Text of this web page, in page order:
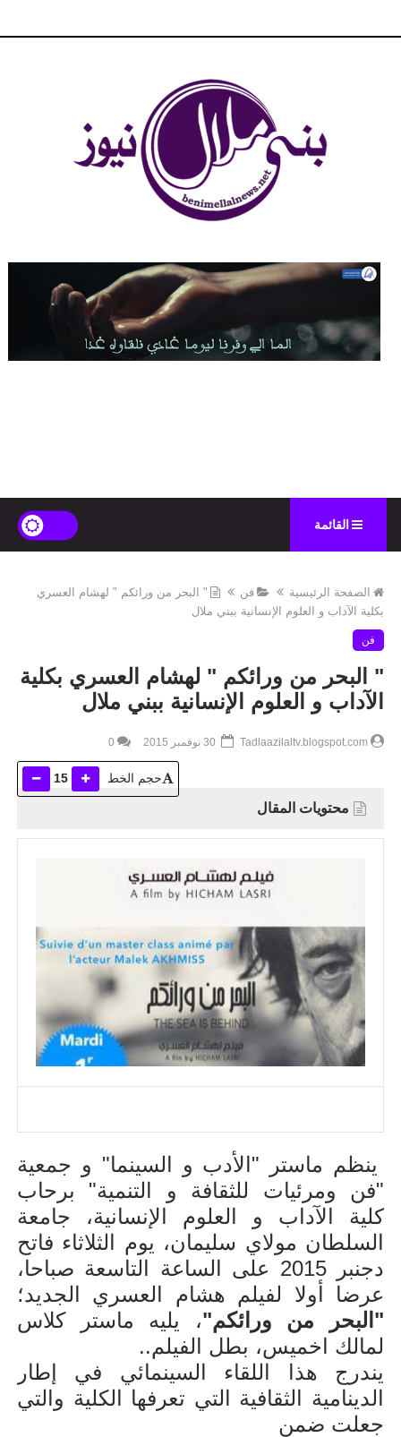
القائمة
الصفحة الرئيسية فن
" البحر من ورائكم " لهشام العسري
بكلية الآداب و العلوم الإنسانية ببني ملال
فن
" البحر من ورائكم " لهشام العسري بكلية
الآداب و العلوم الإنسانية ببني ملال
Tadlaazilaltv.blogspot.com
0
حجم الخط 15
محتويات المقال
ينظم ماستر "الأدب و السينما" و جمعية
"فن ومرئيات للثقافة و التنمية" برحاب
كلية الآداب و العلوم الإنسانية، جامعة
السلطان مولاي سليمان، يوم الثلاثاء فاتح
دجنبر 2015 على الساعة التاسعة صباحا،
عرضا أولا لفيلم هشام العسري الجديد؛
"البحر من ورائكم"، يليه ماستر كلاس
لمالك اخميس، بطل الفيلم.
.
يندرج هذا اللقاء السينمائي في إطار
الدينامية الثقافية التي تعرفها الكلية والتي
جعلت ضمن